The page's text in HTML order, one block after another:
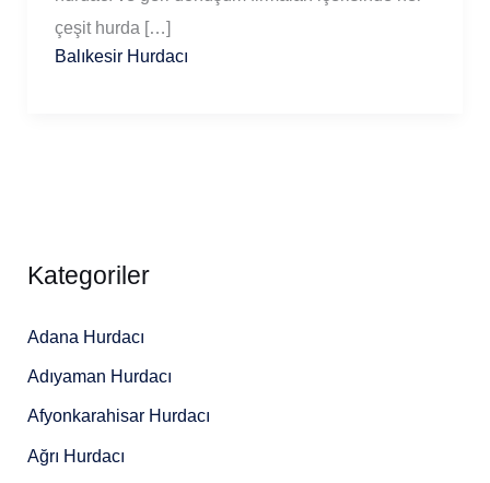
çeşit hurda […]
Balıkesir Hurdacı
Kategoriler
Adana Hurdacı
Adıyaman Hurdacı
Afyonkarahisar Hurdacı
Ağrı Hurdacı